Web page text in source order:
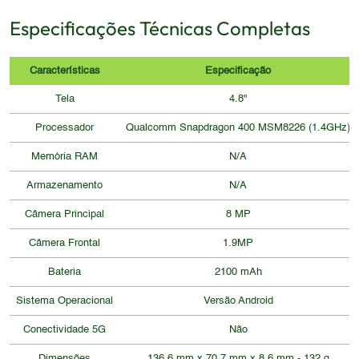
Especificações Técnicas Completas
Características Especificação
Tela 4.8"
Processador Qualcomm Snapdragon 400 MSM8226 (1.4GHz)
Memória RAM N/A
Armazenamento N/A
Câmera Principal 8 MP
Câmera Frontal 1.9MP
Bateria 2100 mAh
Sistema Operacional Versão Android
Conectividade 5G Não